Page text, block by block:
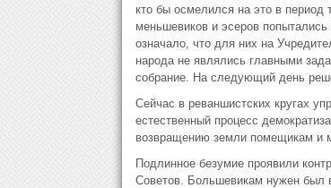
кто бы осмелился на это в период
меньшевиков и эсеров
означало, что для них на
народа не являлись главными
собрание. На следующий день
Сейчас в реваншистских кругах
естественный процесс
возвращению земли помещикам и
Подлинное безумие проявили
Советов. Большевикам нужен был